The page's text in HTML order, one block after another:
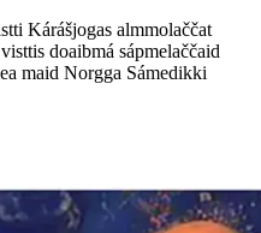
Kárášjogas almmolaččat
doaibmá sápmelaččaid
maid Norgga Sámedikki